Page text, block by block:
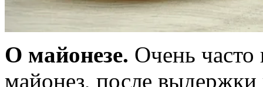
О майонезе. Очень часто
майонез, после выдержки